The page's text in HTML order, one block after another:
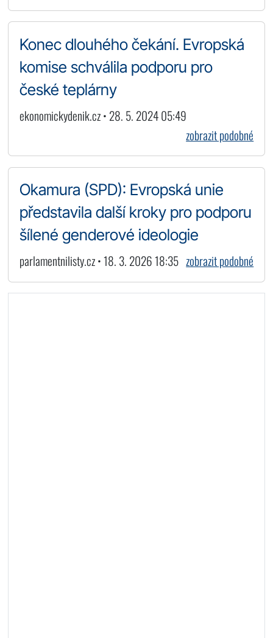
Konec dlouhého čekání. Evropská
komise schválila podporu pro
české teplárny
ekonomickydenik.cz • 28. 5. 2024 05:49
zobrazit podobné
Okamura (SPD): Evropská unie
představila další kroky pro podporu
šílené genderové ideologie
parlamentnilisty.cz • 18. 3. 2026 18:35 zobrazit podobné